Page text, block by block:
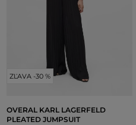
ZĽAVA -30 %
OVERAL KARL LAGERFELD
PLEATED JUMPSUIT